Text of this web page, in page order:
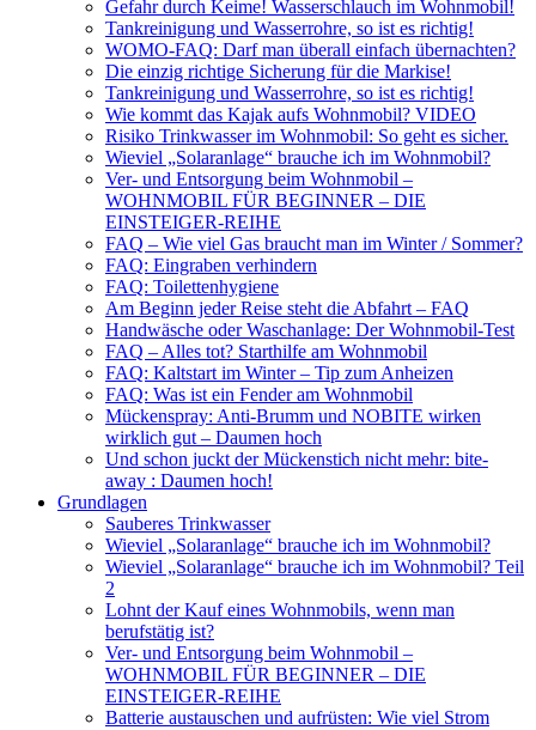
Gefahr durch Keime! Wasserschlauch im Wohnmobil!
Tankreinigung und Wasserrohre, so ist es richtig!
WOMO-FAQ: Darf man überall einfach übernachten?
Die einzig richtige Sicherung für die Markise!
Tankreinigung und Wasserrohre, so ist es richtig!
Wie kommt das Kajak aufs Wohnmobil? VIDEO
Risiko Trinkwasser im Wohnmobil: So geht es sicher.
Wieviel „Solaranlage“ brauche ich im Wohnmobil?
Ver- und Entsorgung beim Wohnmobil –
WOHNMOBIL FÜR BEGINNER – DIE
EINSTEIGER-REIHE
FAQ – Wie viel Gas braucht man im Winter / Sommer?
FAQ: Eingraben verhindern
FAQ: Toilettenhygiene
Am Beginn jeder Reise steht die Abfahrt – FAQ
Handwäsche oder Waschanlage: Der Wohnmobil-Test
FAQ – Alles tot? Starthilfe am Wohnmobil
FAQ: Kaltstart im Winter – Tip zum Anheizen
FAQ: Was ist ein Fender am Wohnmobil
Mückenspray: Anti-Brumm und NOBITE wirken
wirklich gut – Daumen hoch
Und schon juckt der Mückenstich nicht mehr: bite-
away : Daumen hoch!
Grundlagen
Sauberes Trinkwasser
Wieviel „Solaranlage“ brauche ich im Wohnmobil?
Wieviel „Solaranlage“ brauche ich im Wohnmobil? Teil
2
Lohnt der Kauf eines Wohnmobils, wenn man
berufstätig ist?
Ver- und Entsorgung beim Wohnmobil –
WOHNMOBIL FÜR BEGINNER – DIE
EINSTEIGER-REIHE
Batterie austauschen und aufrüsten: Wie viel Strom